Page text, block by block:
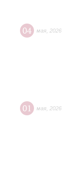
04 мая 2026
01 мая 2026